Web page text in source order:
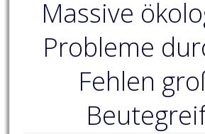
Massive
Probleme
Fehlen